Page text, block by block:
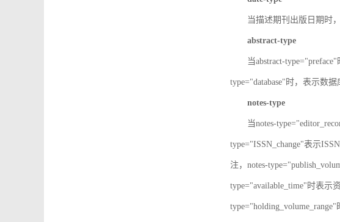
当描述期刊出版日期时
abstract-type
当abstract-
type="database"时，表示数据
notes-type
当notes-
type="ISSN_change"表示
注，notes-
type="available_time"时表示